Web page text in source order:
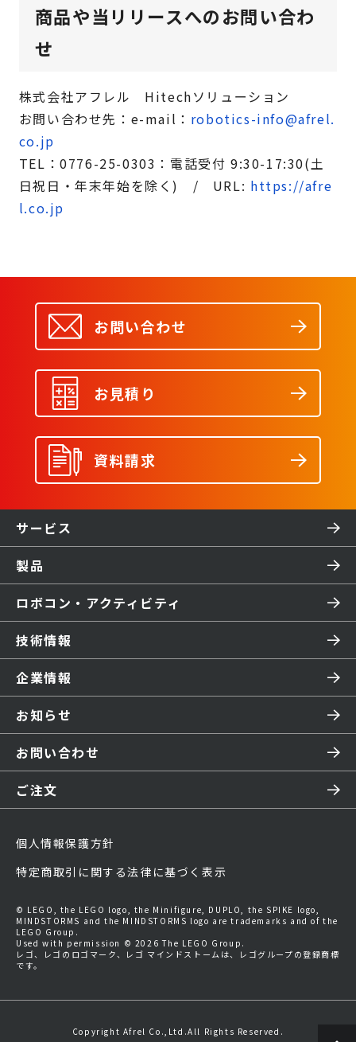
商品や当リリースへのお問い合わ
せ
株式会社アフレル Hitechソリューション
お問い合わせ先：e-mail： robotics-info@afrel.
co.jp
TEL：0776-25-0303：電話受付 9:30-17:30(土
日祝日・年末年始を除く) / URL: https://afre
l.co.jp
お問い合わせ
お見積り
資料請求
サービス
製品
ロボコン・アクティビティ
技術情報
企業情報
お知らせ
お問い合わせ
ご注文
個人情報保護方針
特定商取引に関する法律に基づく表示
© LEGO, the LEGO logo, the Minifigure, DUPLO, the SPIKE logo,
MINDSTORMS and the MINDSTORMS logo are trademarks and of the
LEGO Group.
Used with permission © 2026 The LEGO Group.
レゴ、レゴのロゴマーク、レゴ マインドストームは、レゴグループの登録商標
です。
Copyright Afrel Co.,Ltd.All Rights Reserved.